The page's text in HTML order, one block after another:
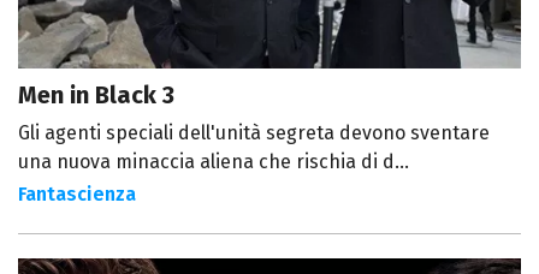
Men in Black 3
Gli agenti speciali dell'unità segreta devono sventare
una nuova minaccia aliena che rischia di d...
Fantascienza